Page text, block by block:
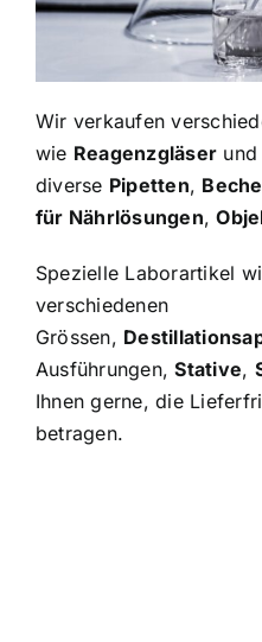
Wir verkaufen
wie Reagenzgläser und
diverse Pipetten,
für Nährlösungen,
Spezielle Laborartikel
verschiedenen
Grössen,
Ausführungen,Stative,
Ihnen gerne, die
betragen.